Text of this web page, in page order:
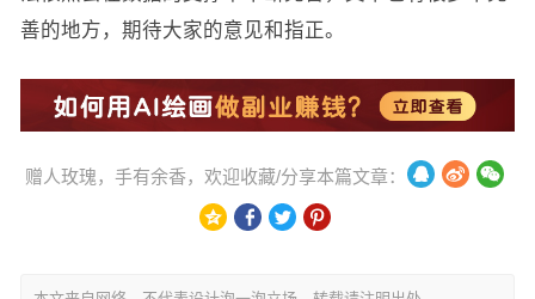
善的地方，期待大家的意见和指正。
赠人玫瑰，手有余香，欢迎收藏/分享本篇文章：